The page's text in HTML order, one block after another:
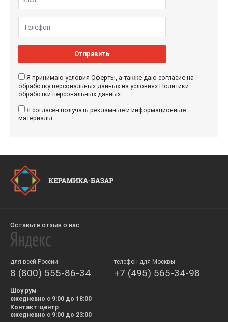
Отправить
Я принимаю условия Оферты, а также даю согласие на
обработку персональных данных на условиях Политики
обработки персональных данных
Я согласен получать рекламные и информационные
материалы
Оставьте отзыв о нас
для всей России:
8 (800) 555-86-34
телефон для Москвы:
+7 (495) 565-34-98
Шоу рум
ежедневно с 9:00 до 18:00
Контакт-центр
ежедневно с 9:00 до 23:00